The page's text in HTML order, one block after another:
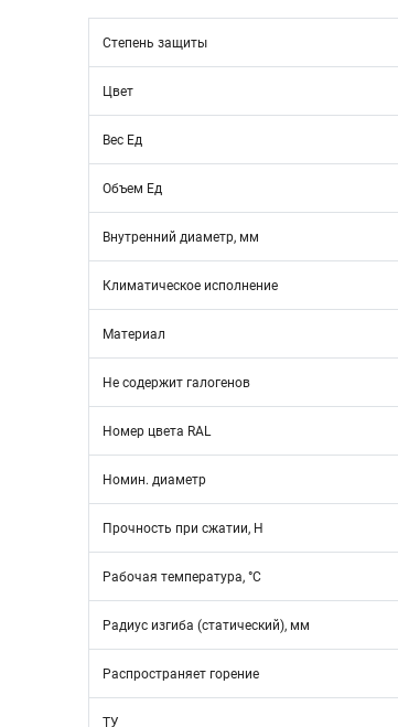
Степень защиты
Цвет
Вес Ед
Объем Ед
Внутренний диаметр, мм
Климатическое исполнение
Материал
Не содержит галогенов
Номер цвета RAL
Номин. диаметр
Прочность при сжатии, Н
Рабочая температура, °C
Радиус изгиба (статический), мм
Распространяет горение
ТУ